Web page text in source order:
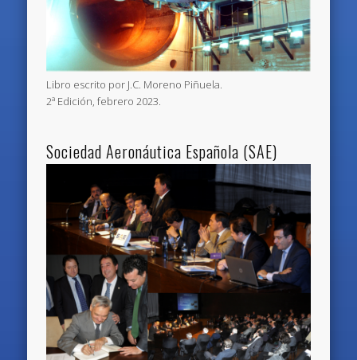
Libro escrito por J.C. Moreno Piñuela.
2ª Edición, febrero 2023.
Sociedad Aeronáutica Española (SAE)